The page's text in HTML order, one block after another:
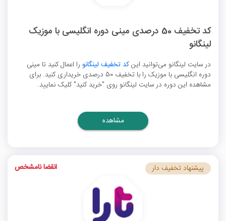
کد تخفیف 50 درصدی مینی دوره انگلیسی با موزیک
لینگانو
در سایت لینگانو می‌توانید اینکد تخفیف لینگانو را اعمال کنید تا مینی
دوره انگلیسی با موزیک را با تخفیف 50 درصدی خریداری کنید. برای
مشاهده این دوره در سایت لینگانو روی "خرید کنید" کلیک نمایید.
مشاهده
پیشنهاد تخفیف دار انقضا نامشخص